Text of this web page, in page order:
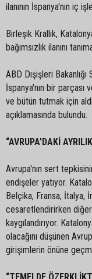
ilanının İspanya'nın iç
Birleşik Krallık,
bağımsızlık ilanını
ABD Dışişleri
İspanya'nın bir parçası
ve bütün tutmak için
açıklamasında bulundu.
“AVRUPA'DAKİ
Avrupa'nın sert
endişeler yatıyor.
Belçika, Fransa, İtalya,
cesaretlendirirken
kaygılandırıyor.
olacağını düşünen
girişimlerin önüne
“TEMELDE